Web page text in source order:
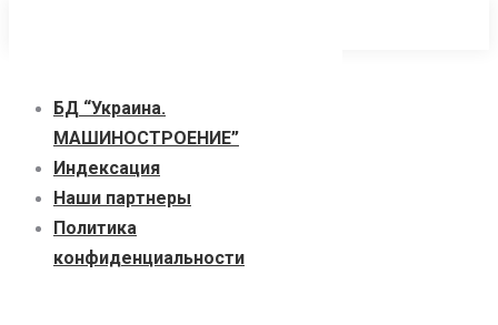
БД “Украина.
МАШИНОСТРОЕНИЕ”
Индекcация
Наши партнеры
Политика
конфиденциальности